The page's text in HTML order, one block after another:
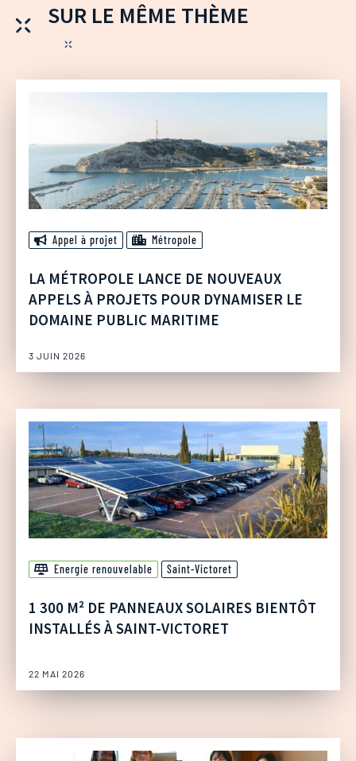
SUR LE MÊME THÈME
Appel à projet Métropole
LA MÉTROPOLE LANCE DE NOUVEAUX
APPELS À PROJETS POUR DYNAMISER LE
DOMAINE PUBLIC MARITIME
3 JUIN 2026
Energie renouvelable Saint-Victoret
1 300 M² DE PANNEAUX SOLAIRES BIENTÔT
INSTALLÉS À SAINT-VICTORET
22 MAI 2026